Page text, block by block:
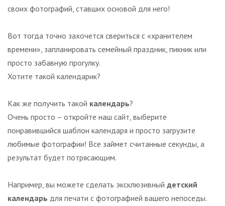
своих фотографий, ставших основой для него!
Вот тогда точно захочется свериться с «хранителем
времени», запланировать семейный праздник, пикник или
просто забавную прогулку.
Хотите такой календарик?
Как же получить такой календарь?
Очень просто – откройте наш сайт, выберите
понравившийся шаблон календаря и просто загрузите
любимые фотографии! Все займет считанные секунды, а
результат будет потрясающим.
Например, вы можете сделать эксклюзивный детский
календарь для печати с фотографией вашего непоседы.